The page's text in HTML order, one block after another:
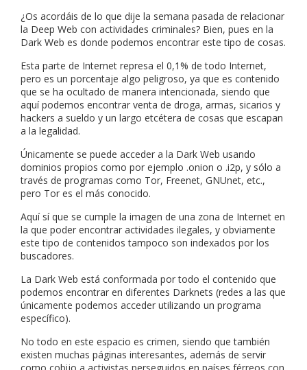
¿Os acordáis de lo que dije la semana pasada de relacionar
la Deep Web con actividades criminales? Bien, pues en la
Dark Web es donde podemos encontrar este tipo de cosas.
Esta parte de Internet represa el 0,1% de todo Internet,
pero es un porcentaje algo peligroso, ya que es contenido
que se ha ocultado de manera intencionada, siendo que
aquí podemos encontrar venta de droga, armas, sicarios y
hackers a sueldo y un largo etcétera de cosas que escapan
a la legalidad.
Únicamente se puede acceder a la Dark Web usando
dominios propios como por ejemplo .onion o .i2p, y sólo a
través de programas como Tor, Freenet, GNUnet, etc.,
pero Tor es el más conocido.
Aquí sí que se cumple la imagen de una zona de Internet en
la que poder encontrar actividades ilegales, y obviamente
este tipo de contenidos tampoco son indexados por los
buscadores.
La Dark Web está conformada por todo el contenido que
podemos encontrar en diferentes Darknets (redes a las que
únicamente podemos acceder utilizando un programa
específico).
No todo en este espacio es crimen, siendo que también
existen muchas páginas interesantes, además de servir